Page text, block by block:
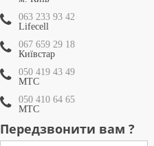
063 233 93 42
Lifecell
067 659 29 18
Київстар
050 419 43 49
МТС
050 410 64 65
МТС
Передзвонити вам ?